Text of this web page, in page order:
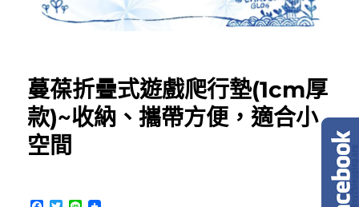
蔓葆折疊式遊戲爬行墊(1cm厚
款)~收納、攜帶方便，適合小
空間